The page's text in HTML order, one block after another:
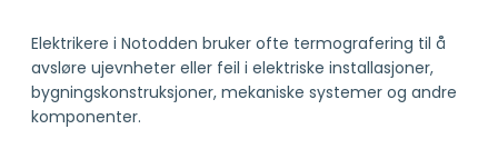
Elektrikere i Notodden bruker ofte termografering til å
avsløre ujevnheter eller feil i elektriske installasjoner,
bygningskonstruksjoner, mekaniske systemer og andre
komponenter.